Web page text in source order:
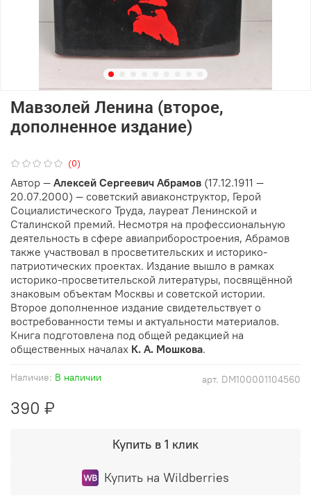
(0)
арт. DM100001104560
Наличие: В наличии
Мавзолей Ленина (второе,
дополненное издание)
390 ₽
Купить в 1 клик
Купить на Wildberries
Автор — Алексей Сергеевич Абрамов (17.12.1911 —
20.07.2000) — советский авиаконструктор, Герой
Социалистического Труда, лауреат Ленинской и
Сталинской премий. Несмотря на профессиональную
деятельность в сфере авиаприборостроения, Абрамов
также участвовал в просветительских и историко-
патриотических проектах. Издание вышло в рамках
историко-просветительской литературы, посвящённой
знаковым объектам Москвы и советской истории.
Второе дополненное издание свидетельствует о
востребованности темы и актуальности материалов.
Книга подготовлена под общей редакцией на
общественных началах К. А. Мошкова.